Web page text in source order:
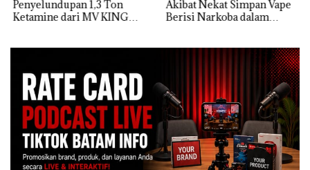
Penyelundupan 1,3 Ton
Ketamine dari MV KING
Akibat Nekat Simpan Vape
Berisi Narkoba dalam